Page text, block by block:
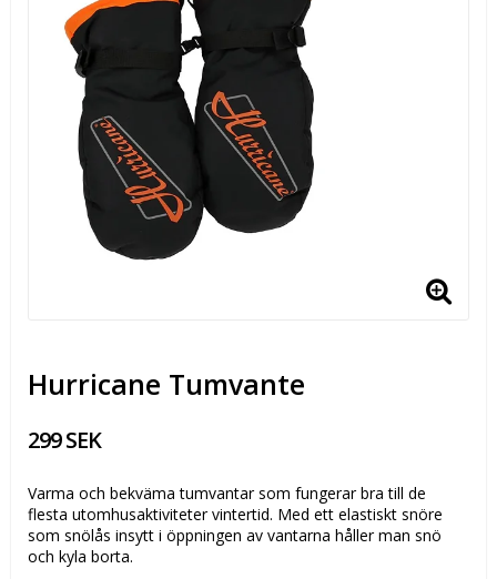
Hurricane Tumvante
299 SEK
Varma och bekväma tumvantar som fungerar bra till de
flesta utomhusaktiviteter vintertid. Med ett elastiskt snöre
som snölås insytt i öppningen av vantarna håller man snö
och kyla borta.